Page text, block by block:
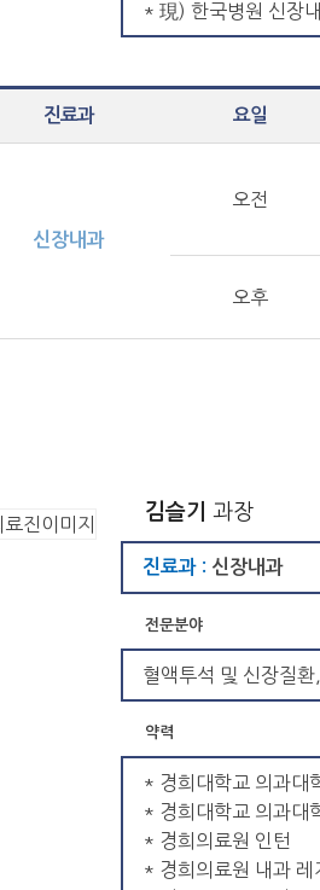
* 現) 한국병원 신장
진료과 요일
신장내과
오전
오후
김슬기 과장
진료과 : 신장내과
전문분야
혈액투석 및 신장질
약력
* 경희대학교 의과대
* 경희대학교 의과대
* 경희의료원 인턴
* 경희의료원 내과 레